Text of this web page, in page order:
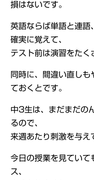
損はないです。
英語ならば単語と連語
確実に覚えて、
テスト前は演習をたく
同時に、間違い直しも
ておくとです。
中3生は、まだまだの
るので、
来週あたり刺激を与
今日の授業を見ていて
ス、